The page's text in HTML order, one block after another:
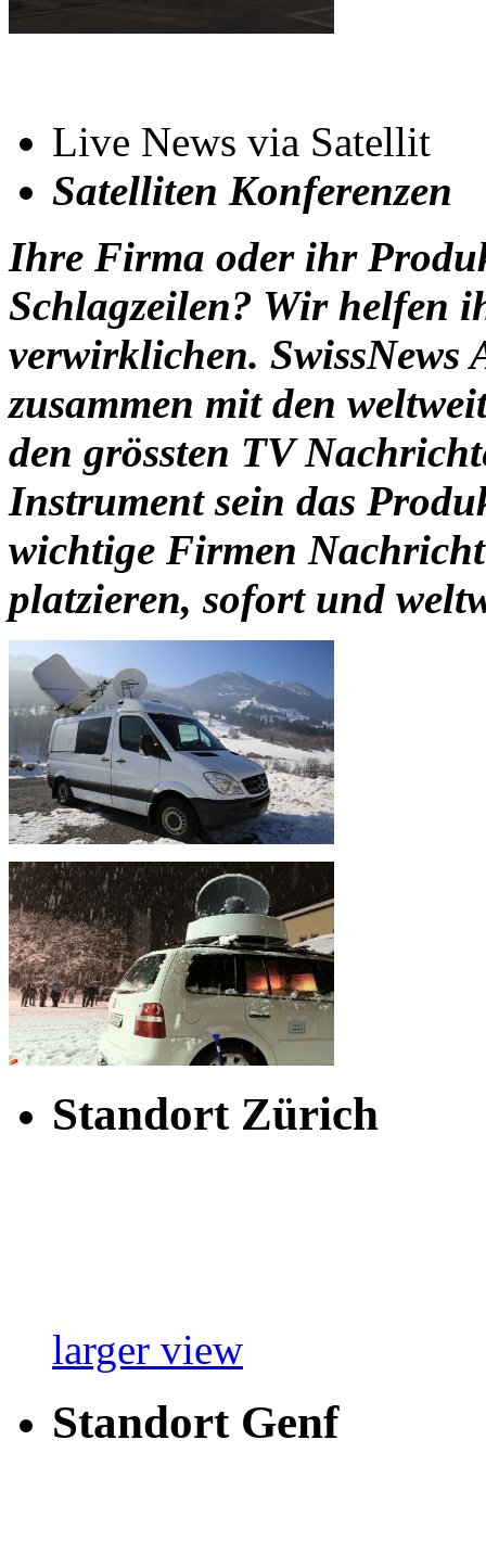
Live News via Satellit
Satelliten Konferenzen
Ihre Firma oder ihr
Schlagzeilen? Wir helfen
verwirklichen. SwissNews
zusammen mit den
den grössten TV
Instrument sein das
wichtige Firmen
platzieren, sofort und
Standort Zürich
larger view
Standort Genf